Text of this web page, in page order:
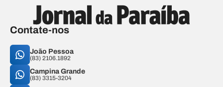
Contate-nos
João Pessoa
(83) 2106.1892
Campina Grande
(83) 3315-3204